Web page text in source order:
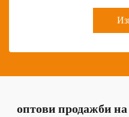
оптови продажби